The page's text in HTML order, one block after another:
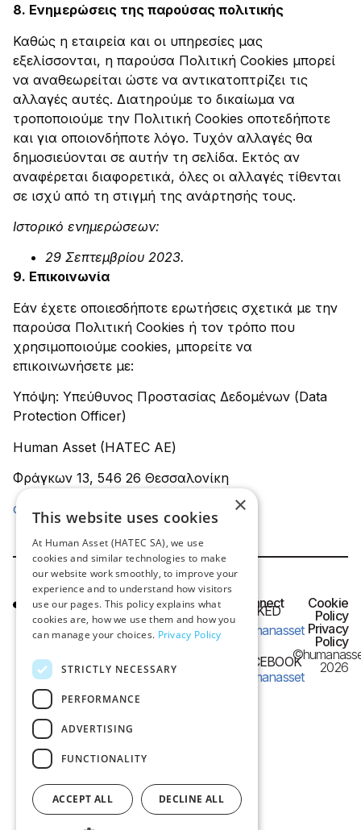
​8. Ενημερώσεις της παρούσας πολιτικής
Καθώς η εταιρεία και οι υπηρεσίες μας
εξελίσσονται, η παρούσα Πολιτική Cookies μπορεί
να αναθεωρείται ώστε να αντικατοπτρίζει τις
αλλαγές αυτές. Διατηρούμε το δικαίωμα να
τροποποιούμε την Πολιτική Cookies οποτεδήποτε
και για οποιονδήποτε λόγο. Τυχόν αλλαγές θα
δημοσιεύονται σε αυτήν τη σελίδα. ​Εκτός αν
αναφέρεται διαφορετικά, όλες οι αλλαγές τίθενται
σε ισχύ από τη στιγμή της ανάρτησής τους.
Ιστορικό ενημερώσεων:
29 Σεπτεμβρίου 2023.
​9. Επικοινωνία
Εάν έχετε οποιεσδήποτε ερωτήσεις σχετικά με την
παρούσα Πολιτική Cookies ή τον τρόπο που
χρησιμοποιούμε cookies, μπορείτε να
επικοινωνήσετε με:
Υπόψη: Υπεύθυνος Προστασίας Δεδομένων (Data
Protection Officer)
Human Asset (HATEC ΑΕ)
Φράγκων 13, 546 26 Θεσσαλονίκη
dataprotection@humanasset.com
HQ OFFICE
Frangon 13,
54626 Thessaloniki,
info@humanasset.com
Connect
LINKED
humanasset
FACEBOOK
humanasset
Cookie
Policy
Privacy
Policy
2026
×
This website uses cookies
At Human Asset (HATEC SA), we use
cookies and similar technologies to make
our website work smoothly, to improve your
experience and to understand how visitors
use our pages. This policy explains what
cookies are, how we use them and how you
can manage your choices. Privacy Policy
STRICTLY NECESSARY
PERFORMANCE
ADVERTISING
FUNCTIONALITY
ACCEPT ALL DECLINE ALL